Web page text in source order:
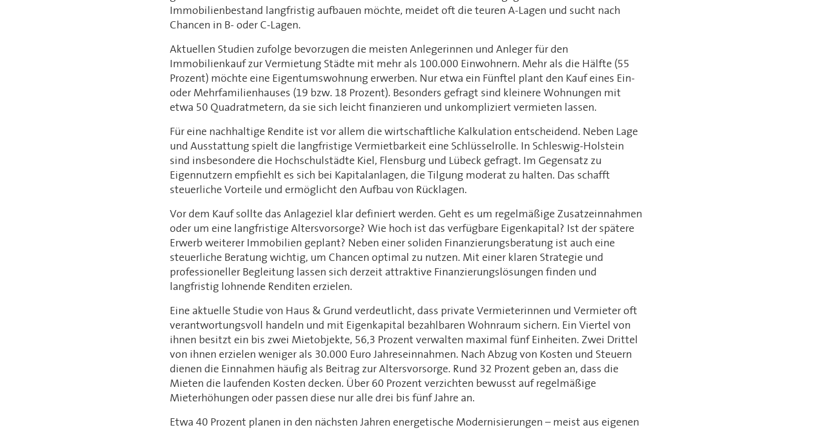
Immobilienbestand langfristig aufbauen möchte, meidet oft die teuren A-Lagen und sucht nach
Chancen in B- oder C-Lagen.
Aktuellen Studien zufolge bevorzugen die meisten Anlegerinnen und Anleger für den
Immobilienkauf zur Vermietung Städte mit mehr als 100.000 Einwohnern. Mehr als die Hälfte (55
Prozent) möchte eine Eigentumswohnung erwerben. Nur etwa ein Fünftel plant den Kauf eines Ein-
oder Mehrfamilienhauses (19 bzw. 18 Prozent). Besonders gefragt sind kleinere Wohnungen mit
etwa 50 Quadratmetern, da sie sich leicht finanzieren und unkompliziert vermieten lassen.
Für eine nachhaltige Rendite ist vor allem die wirtschaftliche Kalkulation entscheidend. Neben Lage
und Ausstattung spielt die langfristige Vermietbarkeit eine Schlüsselrolle. In Schleswig-Holstein
sind insbesondere die Hochschulstädte Kiel, Flensburg und Lübeck gefragt. Im Gegensatz zu
Eigennutzern empfiehlt es sich bei Kapitalanlagen, die Tilgung moderat zu halten. Das schafft
steuerliche Vorteile und ermöglicht den Aufbau von Rücklagen.
Vor dem Kauf sollte das Anlageziel klar definiert werden. Geht es um regelmäßige Zusatzeinnahmen
oder um eine langfristige Altersvorsorge? Wie hoch ist das verfügbare Eigenkapital? Ist der spätere
Erwerb weiterer Immobilien geplant? Neben einer soliden Finanzierungsberatung ist auch eine
steuerliche Beratung wichtig, um Chancen optimal zu nutzen. Mit einer klaren Strategie und
professioneller Begleitung lassen sich derzeit attraktive Finanzierungslösungen finden und
langfristig lohnende Renditen erzielen.
Eine aktuelle Studie von Haus & Grund verdeutlicht, dass private Vermieterinnen und Vermieter oft
verantwortungsvoll handeln und mit Eigenkapital bezahlbaren Wohnraum sichern. Ein Viertel von
ihnen besitzt ein bis zwei Mietobjekte, 56,3 Prozent verwalten maximal fünf Einheiten. Zwei Drittel
von ihnen erzielen weniger als 30.000 Euro Jahreseinnahmen. Nach Abzug von Kosten und Steuern
dienen die Einnahmen häufig als Beitrag zur Altersvorsorge. Rund 32 Prozent geben an, dass die
Mieten die laufenden Kosten decken. Über 60 Prozent verzichten bewusst auf regelmäßige
Mieterhöhungen oder passen diese nur alle drei bis fünf Jahre an.
Etwa 40 Prozent planen in den nächsten Jahren energetische Modernisierungen – meist aus eigenen